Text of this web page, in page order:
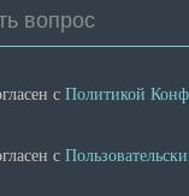
вопрос
с Политикой
с